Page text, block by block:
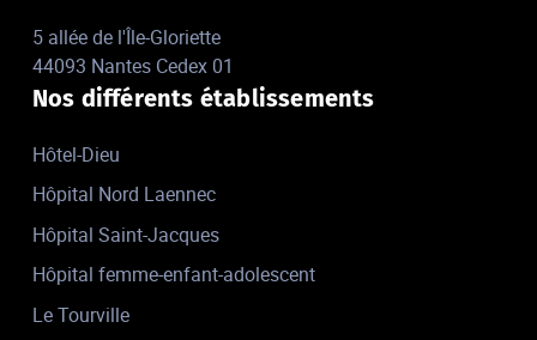
5 allée de l'Île-Gloriette
44093 Nantes Cedex 01
Nos différents établissements
Hôtel-Dieu
Hôpital Nord Laennec
Hôpital Saint-Jacques
Hôpital femme-enfant-adolescent
Le Tourville